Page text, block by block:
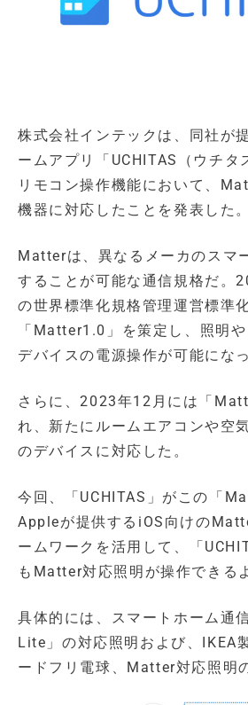
株式会社インテックは、同社が
ームアプリ「UCHITAS（ウチタ
リモコン操作機能において、
機器に対応したことを発表した。
Matterは、異なるメーカのスマ
することが可能な通信規格だ。
の世界標準化規格管理運営標準
「Matter1.0」を策定し、照明
デバイスの電源操作が可能になっ
さらに、2023年12月には「
れ、新たにルームエアコンや空
のデバイスに対応した。
今回、「UCHITAS」がこの「
Appleが提供するiOS向けの
ームワークを活用して、「
もMatter対応照明が操作できる
具体的には、スマートホーム通
Lite」の対応照明および、IKEA
ードフリ電球、Matter対応照明